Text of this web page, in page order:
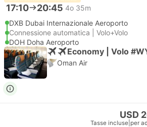
17:10 20:45 4o 35m
DXB Dubai Internazionale Aeroporto
Connessione automatica | Volo+Volo
DOH Doha Aeroporto
Economy | Volo
Oman Air
USD
Tasse incluse per